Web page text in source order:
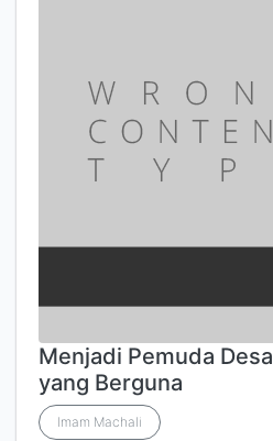
Menjadi Pemuda Desa
yang Berguna
Imam Machali